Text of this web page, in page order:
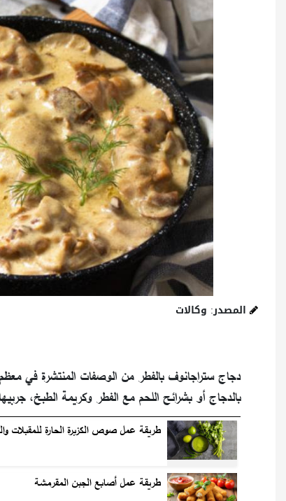
المصدر: وكالات
دجاج ستراجانوف بالفطر من الوصفات المنتشرة في
بالدجاج أو بشرائح اللحم مع الفطر وكريمة الطبخ،
طريقة عمل صوص الكزبرة الحارة للمقبلات
طريقة عمل أصابع الجبن المقرمشة